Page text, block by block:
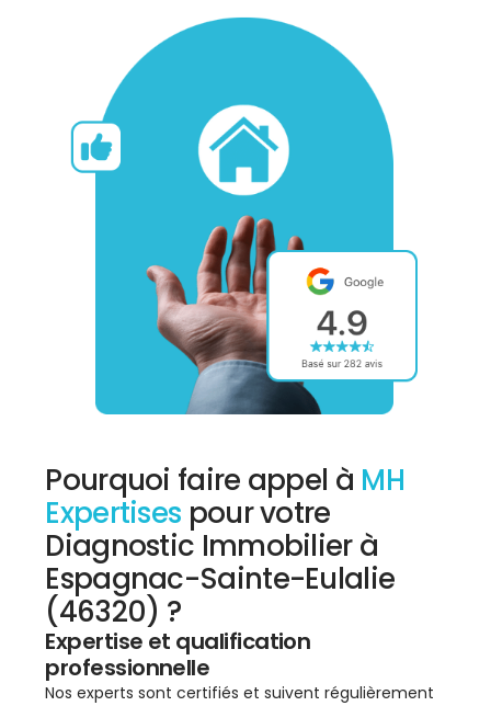
Pourquoi faire appel à MH
Expertises pour votre
Diagnostic Immobilier à
Espagnac-Sainte-Eulalie
(46320) ?
Expertise et qualification
professionnelle
Nos experts sont certifiés et suivent régulièrement